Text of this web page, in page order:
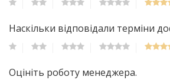
Наскільки відповідали терміни
Оцініть роботу менеджера.